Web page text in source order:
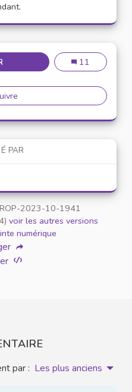
BIBLIOTHÈQUE D'OBJETS À
Bibliothèque
11
Bibliothèque d'objets à
PAR
2023-10-1941
voir les autres versions
numérique
par : Les plus anciens